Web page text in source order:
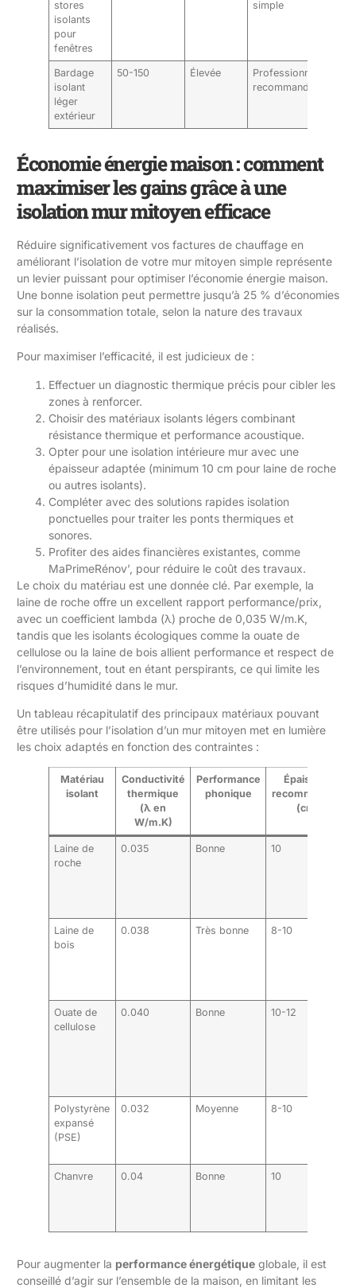
stores
isolants
pour
fenêtres
simple
Bardage
isolant
léger
extérieur
50-150 Élevée
Professionnel
recommandé
Économie énergie maison : comment
maximiser les gains grâce à une
isolation mur mitoyen efficace
Réduire significativement vos factures de chauffage en
améliorant l’isolation de votre mur mitoyen simple représente
un levier puissant pour optimiser l’économie énergie maison.
Une bonne isolation peut permettre jusqu’à 25 % d’économies
sur la consommation totale, selon la nature des travaux
réalisés.
Pour maximiser l’efficacité, il est judicieux de :
Effectuer un diagnostic thermique précis pour cibler les
zones à renforcer.
Choisir des matériaux isolants légers combinant
résistance thermique et performance acoustique.
Opter pour une isolation intérieure mur avec une
épaisseur adaptée (minimum 10 cm pour laine de roche
ou autres isolants).
Compléter avec des solutions rapides isolation
ponctuelles pour traiter les ponts thermiques et
sonores.
Profiter des aides financières existantes, comme
MaPrimeRénov’, pour réduire le coût des travaux.
Le choix du matériau est une donnée clé. Par exemple, la
laine de roche offre un excellent rapport performance/prix,
avec un coefficient lambda (λ) proche de 0,035 W/m.K,
tandis que les isolants écologiques comme la ouate de
cellulose ou la laine de bois allient performance et respect de
l’environnement, tout en étant perspirants, ce qui limite les
risques d’humidité dans le mur.
Un tableau récapitulatif des principaux matériaux pouvant
être utilisés pour l’isolation d’un mur mitoyen met en lumière
les choix adaptés en fonction des contraintes :
Matériau
isolant
Conductivité
thermique
(λ en
W/m.K)
Performance
phonique
Épaisseur
recommandée
(cm)
Laine de
roche
0.035 Bonne 10
Laine de
bois
0.038 Très bonne 8-10
Ouate de
cellulose
0.040 Bonne 10-12
Polystyrène
expansé
(PSE)
0.032 Moyenne 8-10
Chanvre 0.04 Bonne 10
Pour augmenter la performance énergétique globale, il est
conseillé d’agir sur l’ensemble de la maison, en limitant les